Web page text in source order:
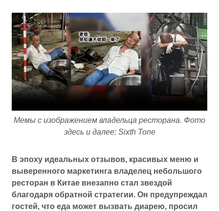
Мемы с изображением владельца ресторана. Фото
здесь и далее: Sixth Tone
В эпоху идеальных отзывов, красивых меню и
выверенного маркетинга владелец небольшого
ресторан в Китае внезапно стал звездой
благодаря обратной стратегии. Он предупреждал
гостей, что еда может вызвать диарею, просил